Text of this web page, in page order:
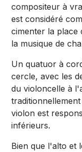
compositeur à
est considéré
cimenter la place
la musique de
Un quatuor à
cercle, avec les
du violoncelle à
violon est
inférieurs.
Bien que l'alto et